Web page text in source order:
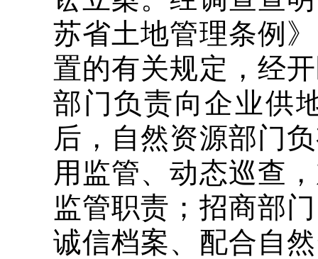
苏省土地管理条例
置的有关规定，经
部门负责向企业供
后，自然资源部门
用监管、动态巡查
监管职责；招商部
诚信档案、配合自